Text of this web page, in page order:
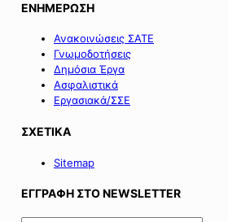
ΕΝΗΜΕΡΩΣΗ
Ανακοινώσεις ΣΑΤΕ
Γνωμοδοτήσεις
Δημόσια Έργα
Ασφαλιστικά
Εργασιακά/ΣΣΕ
ΣΧΕΤΙΚΑ
Sitemap
ΕΓΓΡΑΦΗ ΣΤΟ NEWSLETTER